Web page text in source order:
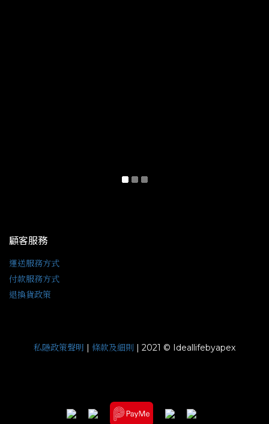
顧客服務
運送服務方式
付款服務方式
退換貨政策
私隱政策聲明 | 條款及細則 | 2021 © Ideallifebyapex